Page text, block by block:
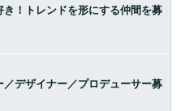
き！トレンドを形にする仲間を募
／デザイナー／プロデューサー募